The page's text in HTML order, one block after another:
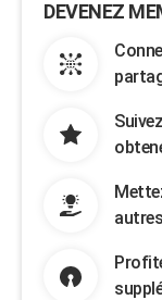
DEVENEZ